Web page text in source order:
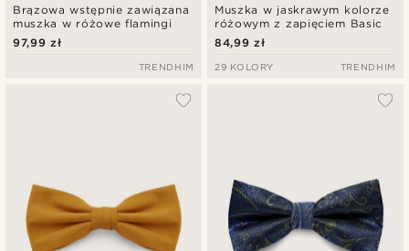
Brązowa wstępnie zawiązana
muszka w różowe flamingi
97,99 zł
TRENDHIM
Muszka w jaskrawym kolorze
różowym z zapięciem Basic
84,99 zł
29 KOLORY TRENDHIM